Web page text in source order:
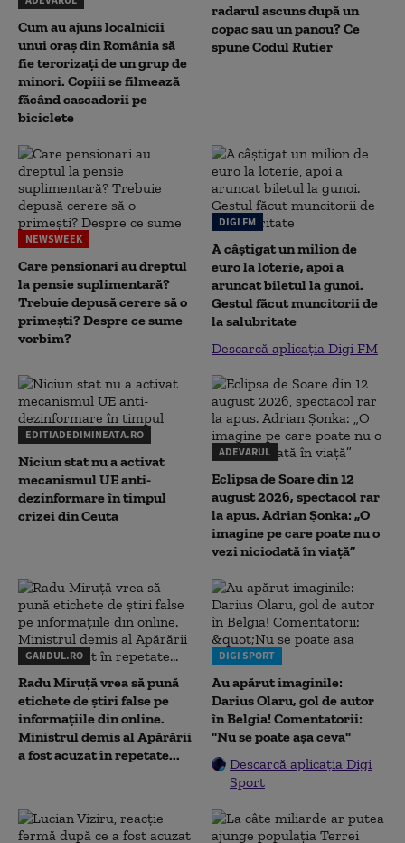
Cum au ajuns localnicii
unui oraș din România să
fie terorizați de un grup de
minori. Copiii se filmează
făcând cascadorii pe
biciclete
radarul ascuns după un
copac sau un panou? Ce
spune Codul Rutier
NEWSWEEK
Care pensionari au dreptul
la pensie suplimentară?
Trebuie depusă cerere să o
primești? Despre ce sume
vorbim?
DIGI FM
A câștigat un milion de
euro la loterie, apoi a
aruncat biletul la gunoi.
Gestul făcut muncitorii de
la salubritate
Descarcă aplicația Digi FM
EDITIADEDIMINEATA.RO
Niciun stat nu a activat
mecanismul UE anti-
dezinformare în timpul
crizei din Ceuta
ADEVARUL
Eclipsa de Soare din 12
august 2026, spectacol rar
la apus. Adrian Șonka: „O
imagine pe care poate nu o
vezi niciodată în viață”
GANDUL.RO
Radu Miruţă vrea să pună
etichete de știri false pe
informațiile din online.
Ministrul demis al Apărării
a fost acuzat în repetate...
DIGI SPORT
Au apărut imaginile:
Darius Olaru, gol de autor
în Belgia! Comentatorii:
"Nu se poate așa ceva"
Descarcă aplicația Digi
Sport